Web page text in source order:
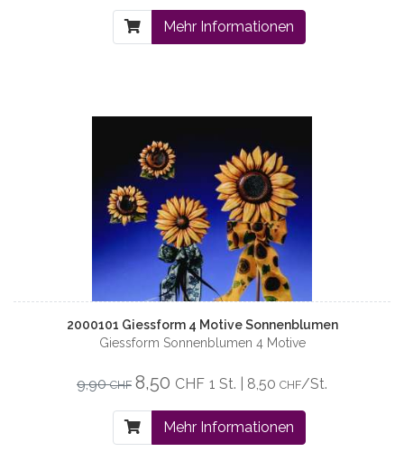
Mehr Informationen
2000101 Giessform 4 Motive Sonnenblumen
Giessform Sonnenblumen 4 Motive
9,90CHF 8,50 CHF 1 St. | 8,50 CHF/St.
Mehr Informationen